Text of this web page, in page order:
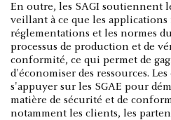
En outre, les SAGI soutiennent
veillant à ce que les applications
réglementations et les normes
processus de production et de
conformité, ce qui permet de
d'économiser des ressources.
s'appuyer sur les SGAE pour
matière de sécurité et de
notamment les clients, les